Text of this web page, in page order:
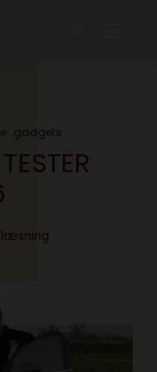
gadgets
læsning